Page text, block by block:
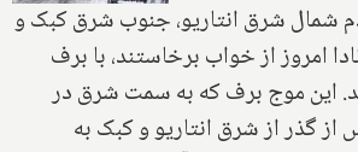
شمال شرق انتاریو، جنوب شرق کبک و
امروز از خواب برخاستند، با برف
این موج برف که به سمت شرق در
گذر از شرق انتاریو و کبک به